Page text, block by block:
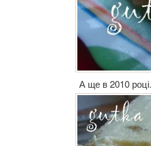
А ще в 2010 році.